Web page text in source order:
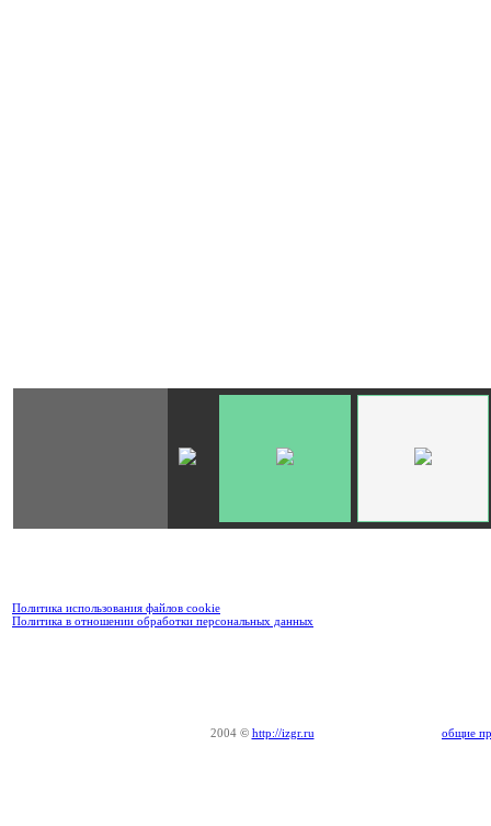
Политика использования файлов cookie
Политика в отношении обработки персональных данных
2004 © http://izgr.ru общие